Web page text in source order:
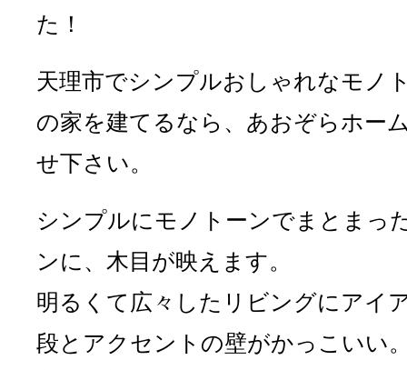
た！
天理市でシンプルおしゃれなモノ
の家を建てるなら、あおぞらホー
せ下さい。
シンプルにモノトーンでまとまっ
ンに、木目が映えます。
明るくて広々したリビングにアイ
段とアクセントの壁がかっこいい